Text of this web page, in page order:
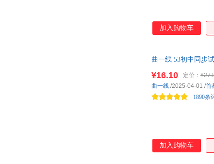
加入购物车
曲一线 53初中同步
¥16.10 定价：
1890条
曲一线 /2025-04-01 /首
加入购物车